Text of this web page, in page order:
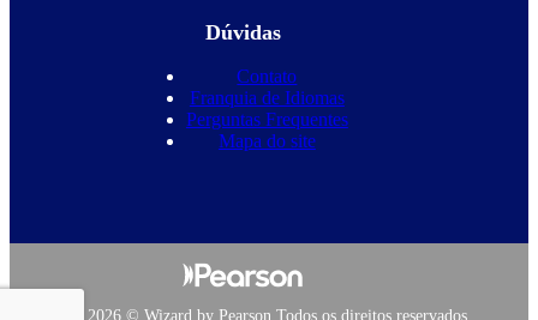
Dúvidas
Contato
Franquia de Idiomas
Perguntas Frequentes
Mapa do site
Copyright 2026 © Wizard by Pearson Todos os direitos reservados.